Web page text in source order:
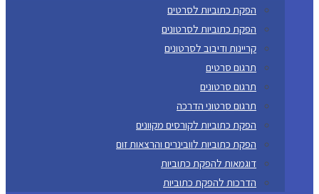
הפקת כתוביות לסרטים
הפקת כתוביות לסרטונים
קריינות ודיבוב לסרטונים
תרגום סרטים
תרגום סרטונים
תרגום סרטוני הדרכה
הפקת כתוביות לקורסים מקוונים
הפקת כתוביות לוובינרים והרצאות זום
דוגמאות להפקת כתוביות
הדרכות להפקת כתוביות